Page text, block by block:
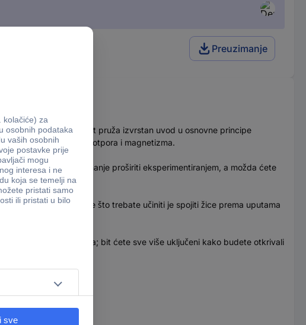
Preuzimanje
i stariju. Ovaj set pruža izvrstan uvod u osnovne principe
napona, struje, otpora i magnetizma.
vaše će se znanje proširiti eksperimentiranjem, a možda ćete
komponente. Sve što trebate učiniti je spojiti žice prema uputama
Dosada nije opcija; bit ćete sve više uključeni kako budete otkrivali